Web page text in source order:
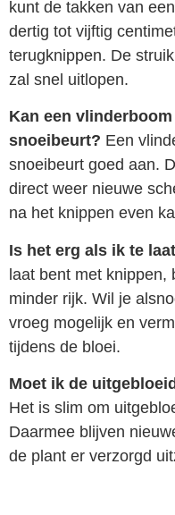
kunt de takken van
dertig tot vijftig
terugknippen. De
zal snel uitlopen.
Kan een
snoeibeurt? Een
snoeibeurt goed aan.
direct weer nieuwe
na het knippen even
Is het erg als ik te
laat bent met knippen,
minder rijk. Wil je
vroeg mogelijk en
tijdens de bloei.
Moet ik de
Het is slim om
Daarmee blijven
de plant er verzorgd